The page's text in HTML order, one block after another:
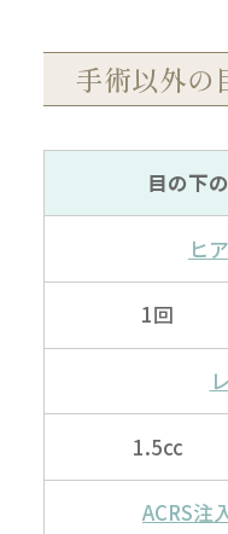
手術以外の
目の下の
ヒ
1回
1.5cc
ACRS注